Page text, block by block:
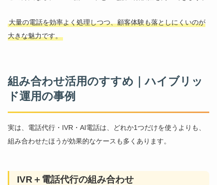
大量の電話を効率よく処理しつつ、顧客体験も落としにくいのが
大きな魅力です。
組み合わせ活用のすすめ｜ハイブリッ
ド運用の事例
実は、電話代行・IVR・AI電話は、どれか1つだけを使うよりも、
組み合わせたほうが効果的なケースも多くあります。
IVR＋電話代行の組み合わせ